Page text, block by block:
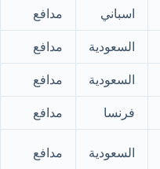
اسباني مدافع
السعودية مدافع
السعودية مدافع
فرنسا مدافع
السعودية مدافع